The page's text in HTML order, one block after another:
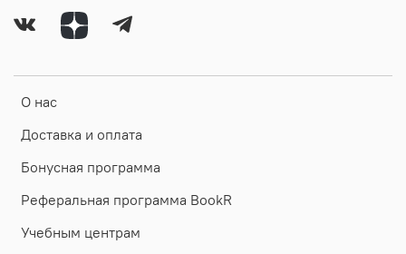
О нас
Доставка и оплата
Бонусная программа
Реферальная программа BookR
Учебным центрам